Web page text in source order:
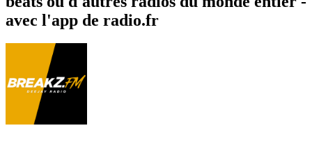
avec l'app de radio.fr